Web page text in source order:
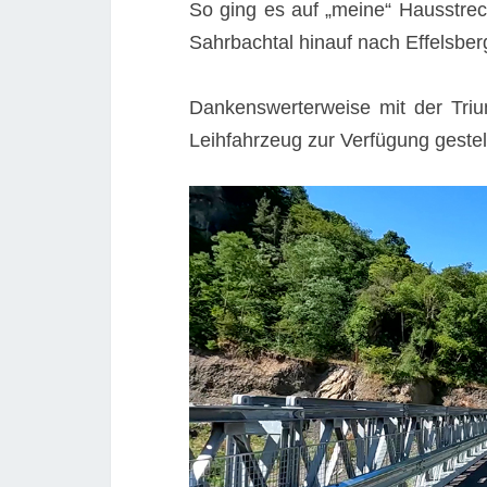
So ging es auf „meine“
Sahrbachtal hinauf nach
Dankenswerterweise mit der
Leihfahrzeug zur Verfügung